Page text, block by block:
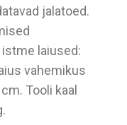
jalatoed.
laiused:
vahemikus
Tooli kaal